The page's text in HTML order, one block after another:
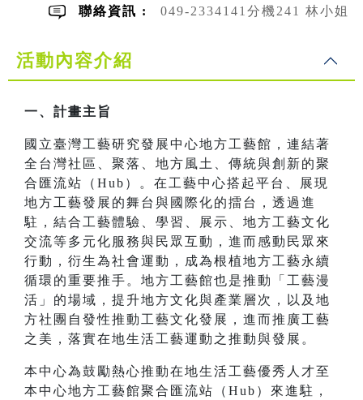
聯絡資訊 : 049-2334141分機241 林小姐
活動內容介紹
一、計畫主旨
國立臺灣工藝研究發展中心地方工藝館，連結著
全台灣社區、聚落、地方風土、傳統與創新的聚
合匯流站（Hub）。在工藝中心搭起平台、展現
地方工藝發展的舞台與國際化的擂台，透過進
駐，結合工藝體驗、學習、展示、地方工藝文化
交流等多元化服務與民眾互動，進而感動民眾來
行動，衍生為社會運動，成為根植地方工藝永續
循環的重要推手。地方工藝館也是推動「工藝漫
活」的場域，提升地方文化與產業層次，以及地
方社團自發性推動工藝文化發展，進而推廣工藝
之美，落實在地生活工藝運動之推動與發展。
本中心為鼓勵熱心推動在地生活工藝優秀人才至
本中心地方工藝館聚合匯流站（Hub）來進駐，